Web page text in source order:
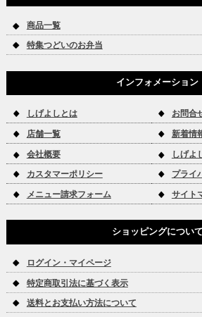
商品一覧
特集つどいのお弁当
インフォメーション
しげよしとは お問合
店舗一覧 新着情
会社概要 しげよ
カスタマーポリシー プライ
メニュー請求フォーム サイト
ショッピングについて
ログイン・マイページ
特定商取引法に基づく表示
送料とお支払い方法について